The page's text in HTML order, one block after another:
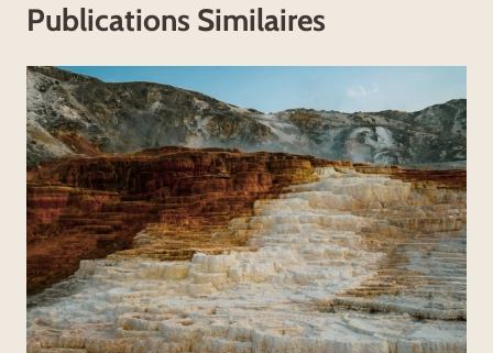
Publications Similaires